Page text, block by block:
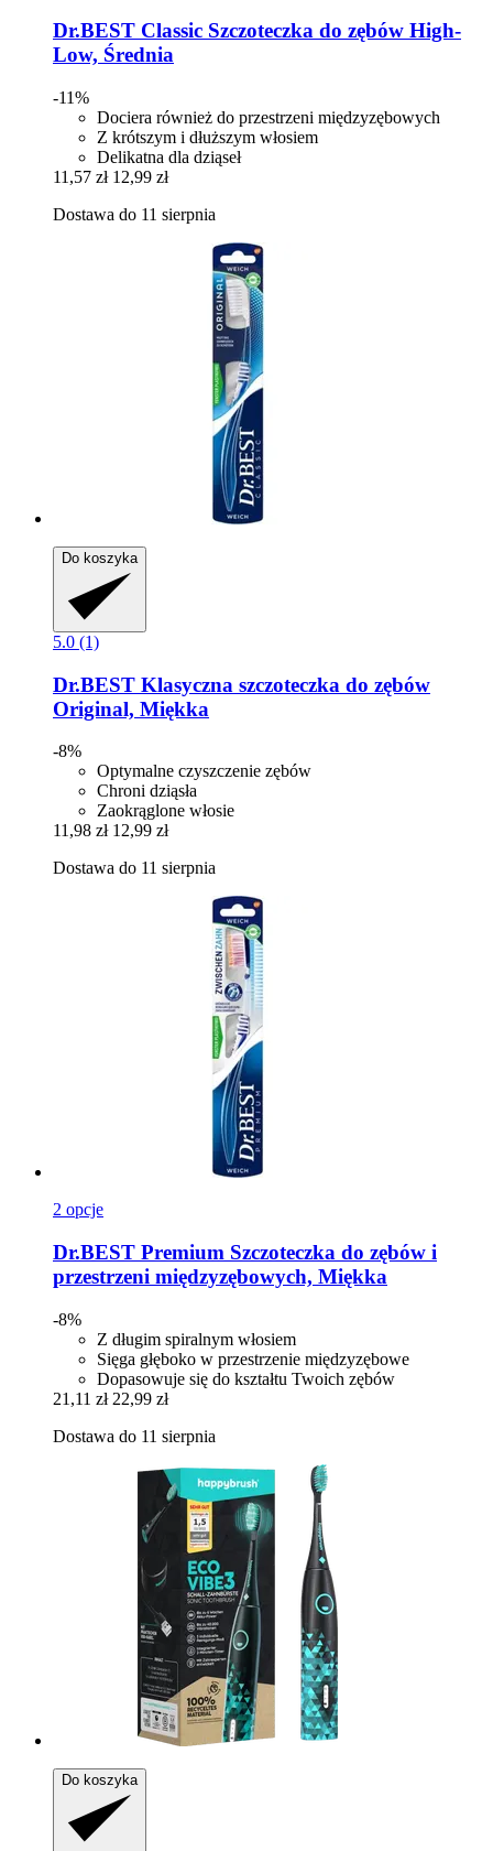
Dr.BEST Classic Szczoteczka do zębów High-​
Low, Średnia
-11%
Dociera również do przestrzeni międzyzębowych
Z krótszym i dłuższym włosiem
Delikatna dla dziąseł
11,57 zł 12,99 zł
Dostawa do 11 sierpnia
Do koszyka
5.0 (1)
Dr.BEST Klasyczna szczoteczka do zębów
Original, Miękka
-8%
Optymalne czyszczenie zębów
Chroni dziąsła
Zaokrąglone włosie
11,98 zł 12,99 zł
Dostawa do 11 sierpnia
2 opcje
Dr.BEST Premium Szczoteczka do zębów i
przestrzeni międzyzębowych, Miękka
-8%
Z długim spiralnym włosiem
Sięga głęboko w przestrzenie międzyzębowe
Dopasowuje się do kształtu Twoich zębów
21,11 zł 22,99 zł
Dostawa do 11 sierpnia
Do koszyka